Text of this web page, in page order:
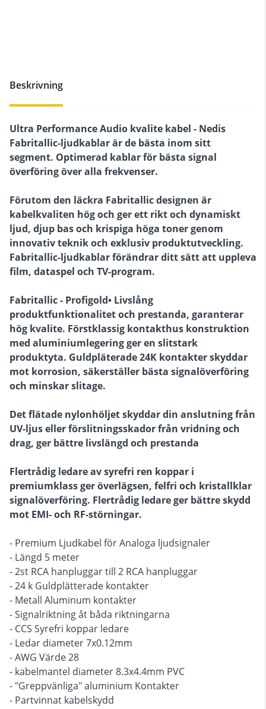
Beskrivning
Ultra Performance Audio kvalite kabel - Nedis
Fabritallic-ljudkablar är de bästa inom sitt
segment. Optimerad kablar för bästa signal
överföring över alla frekvenser.
Förutom den läckra Fabritallic designen är
kabelkvaliten hög och ger ett rikt och dynamiskt
ljud, djup bas och krispiga höga toner genom
innovativ teknik och exklusiv produktutveckling.
Fabritallic-ljudkablar förändrar ditt sätt att uppleva
film, dataspel och TV-program.
Fabritallic - Profigold• Livslång
produktfunktionalitet och prestanda, garanterar
hög kvalite. Förstklassig kontakthus konstruktion
med aluminiumlegering ger en slitstark
produktyta. Guldpläterade 24K kontakter skyddar
mot korrosion, säkerställer bästa signalöverföring
och minskar slitage.
Det flätade nylonhöljet skyddar din anslutning från
UV-ljus eller förslitningsskador från vridning och
drag, ger bättre livslängd och prestanda
Flertrådig ledare av syrefri ren koppar i
premiumklass ger överlägsen, felfri och kristallklar
signalöverföring. Flertrådig ledare ger bättre skydd
mot EMI- och RF-störningar.
- Premium Ljudkabel för Analoga ljudsignaler
- Längd 5 meter
- 2st RCA hanpluggar till 2 RCA hanpluggar
- 24 k Guldplätterade kontakter
- Metall Aluminum kontakter
- Signalriktning åt båda riktningarna
- CCS Syrefri koppar ledare
- Ledar diameter 7x0.12mm
- AWG Värde 28
- kabelmantel diameter 8.3x4.4mm PVC
- "Greppvänliga" aluminium Kontakter
- Partvinnat kabelskydd